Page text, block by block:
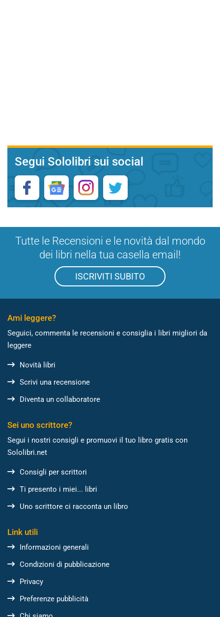
Segui Sololibri sui social
Tutte le Recensioni e le novità dal mondo
dei libri nella tua casella email!
ISCRIVITI SUBITO
Ami leggere?
Seguici, commenta le recensioni e consiglia i libri migliori da
leggere
Novità libri
Scrivi una recensione
Diventa un collaboratore
Sei uno scrittore?
Segui i nostri consigli e promuovi il tuo libro gratis con
Sololibri.net
Consigli per scrittori
Ti presento i miei... libri
Uno scrittore ci racconta un libro
Link utili
Informazioni generali
Condizioni di pubblicazione
Privacy
Preferenze pubblicità